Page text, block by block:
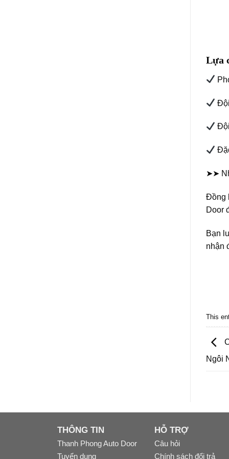
Lựa
➤➤
Đồng
Door
Bạn
nhận
This
Ngôi
THÔNG TIN
Thanh Phong Auto Door
Tuyển dụng
HỖ TRỢ
Câu hỏi
Chính sách đổi trả